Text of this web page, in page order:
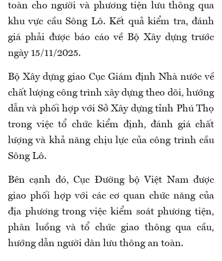
toàn cho người và phương tiện lưu thông qua
khu vực cầu Sông Lô. Kết quả kiểm tra, đánh
giá phải được báo cáo về Bộ Xây dựng trước
ngày 15/11/2025.
Bộ Xây dựng giao Cục Giám định Nhà nước về
chất lượng công trình xây dựng theo dõi, hướng
dẫn và phối hợp với Sở Xây dựng tỉnh Phú Thọ
trong việc tổ chức kiểm định, đánh giá chất
lượng và khả năng chịu lực của công trình cầu
Sông Lô.
Bên cạnh đó, Cục Đường bộ Việt Nam được
giao phối hợp với các cơ quan chức năng của
địa phương trong việc kiểm soát phương tiện,
phân luồng và tổ chức giao thông qua cầu,
hướng dẫn người dân lưu thông an toàn.